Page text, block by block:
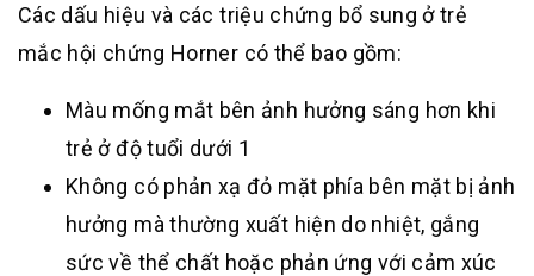
Các dấu hiệu và các triệu chứng bổ sung ở trẻ
mắc hội chứng Horner có thể bao gồm:
Màu mống mắt bên ảnh hưởng sáng hơn khi
trẻ ở độ tuổi dưới 1
Không có phản xạ đỏ mặt phía bên mặt bị ảnh
hưởng mà thường xuất hiện do nhiệt, gắng
sức về thể chất hoặc phản ứng với cảm xúc